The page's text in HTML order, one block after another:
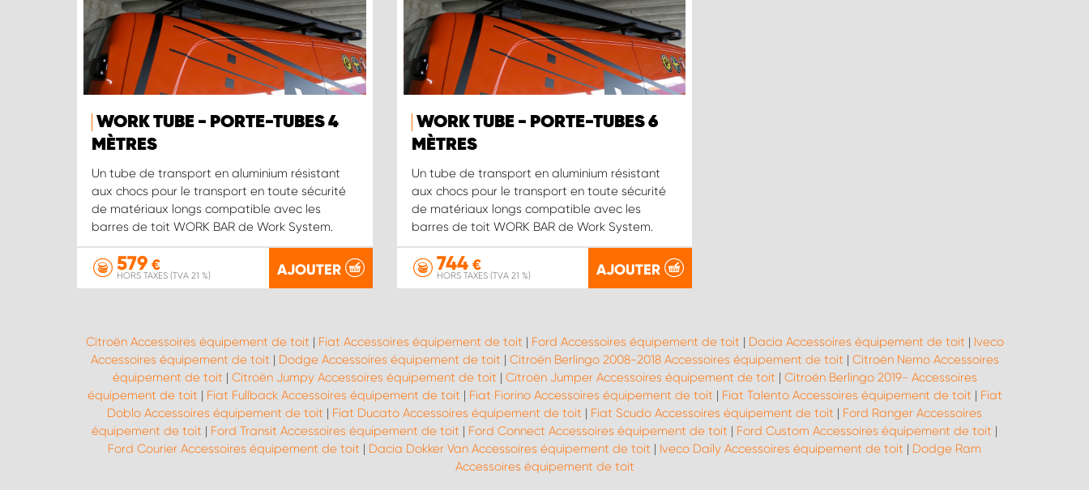
WORK TUBE - PORTE-TUBES 4
MÈTRES
Un tube de transport en aluminium résistant
aux chocs pour le transport en toute sécurité
de matériaux longs compatible avec les
barres de toit WORK BAR de Work System.
579 €
HORS TAXES (TVA 21 %) AJOUTER
WORK TUBE - PORTE-TUBES 6
MÈTRES
Un tube de transport en aluminium résistant
aux chocs pour le transport en toute sécurité
de matériaux longs compatible avec les
barres de toit WORK BAR de Work System.
744€
HORS TAXES (TVA 21 %) AJOUTER
Citroën Accessoires équipement de toit | Fiat Accessoires équipement de toit | Ford Accessoires équipement de toit | Dacia Accessoires équipement de toit | Iveco
Accessoires équipement de toit | Dodge Accessoires équipement de toit | Citroën Berlingo 2008-2018 Accessoires équipement de toit | Citroën Nemo Accessoires
équipement de toit | Citroën Jumpy Accessoires équipement de toit | Citroën Jumper Accessoires équipement de toit | Citroën Berlingo 2019- Accessoires
équipement de toit | Fiat Fullback Accessoires équipement de toit | Fiat Fiorino Accessoires équipement de toit | Fiat Talento Accessoires équipement de toit | Fiat
Doblo Accessoires équipement de toit | Fiat Ducato Accessoires équipement de toit | Fiat Scudo Accessoires équipement de toit | Ford Ranger Accessoires
équipement de toit | Ford Transit Accessoires équipement de toit | Ford Connect Accessoires équipement de toit | Ford Custom Accessoires équipement de toit |
Ford Courier Accessoires équipement de toit | Dacia Dokker Van Accessoires équipement de toit | Iveco Daily Accessoires équipement de toit | Dodge Ram
Accessoires équipement de toit